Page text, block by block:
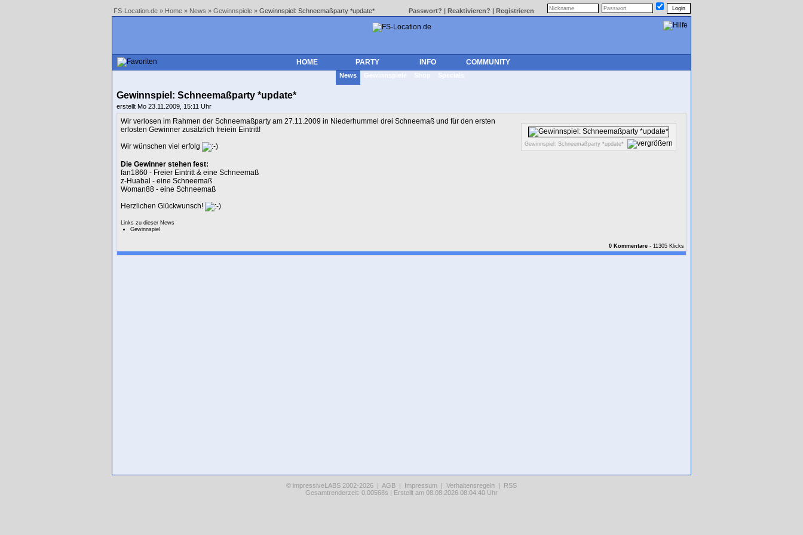
FS-Location.de » Home » News » Gewinnspiele » Gewinnspiel: Schneemaßparty *update* Passwort? | Reaktivieren? | Registrieren
HOME PARTY INFO COMMUNITY
News Gewinnspiele Shop Specials
Gewinnspiel: Schneemaßparty *update*
erstellt Mo 23.11.2009, 15:11 Uhr
Gewinnspiel: Schneemaßparty *update*
Wir verlosen im Rahmen der Schneemaßparty am 27.11.2009 in Niederhummel drei Schneemaß und für den ersten
erlosten Gewinner zusätzlich freiein Eintritt!
Wir wünschen viel erfolg
Die Gewinner stehen fest:
fan1860 - Freier Eintritt & eine Schneemaß
z-Huabal - eine Schneemaß
Woman88 - eine Schneemaß
Herzlichen Glückwunsch!
Links zu dieser News
Gewinnspiel
0 Kommentare - 11305 Klicks
© impressiveLABS 2002-2026 | AGB | Impressum | Verhaltensregeln | RSS
Gesamtrenderzeit: 0,00568s | Erstellt am 08.08.2026 08:04:40 Uhr